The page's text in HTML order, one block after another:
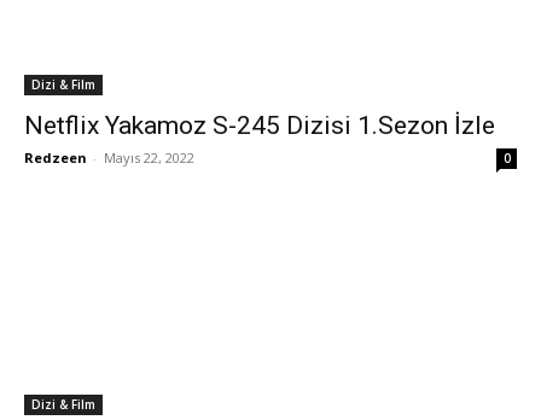
Dizi & Film
Netflix Yakamoz S-245 Dizisi 1.Sezon İzle
Redzeen - Mayıs 22, 2022 0
Dizi & Film